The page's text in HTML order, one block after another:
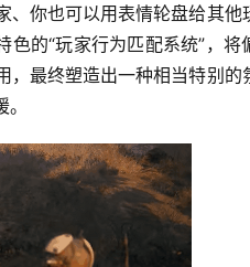
你也可以用表情轮盘给其
的“玩家行为匹配系统”，
最终塑造出一种相当特别